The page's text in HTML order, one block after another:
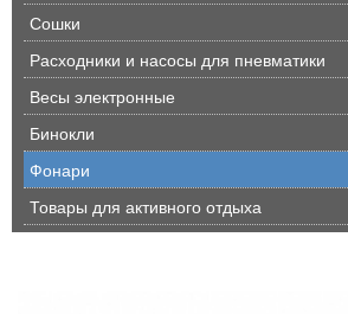
Сошки
Расходники и насосы для пневматики
Весы электронные
Бинокли
Фонари
Товары для активного отдыха